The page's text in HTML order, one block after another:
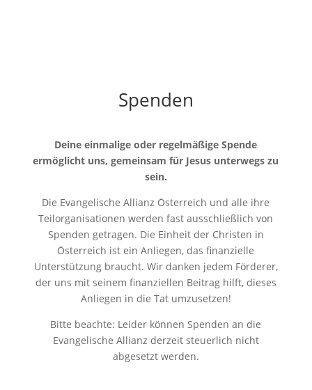
Spenden
Deine einmalige oder regelmäßige Spende
ermöglicht uns, gemeinsam für Jesus unterwegs zu
sein.
Die Evangelische Allianz Österreich und alle ihre
Teilorganisationen werden fast ausschließlich von
Spenden getragen. Die Einheit der Christen in
Österreich ist ein Anliegen, das finanzielle
Unterstützung braucht. Wir danken jedem Förderer,
der uns mit seinem finanziellen Beitrag hilft, dieses
Anliegen in die Tat umzusetzen!
Bitte beachte: Leider können Spenden an die
Evangelische Allianz derzeit steuerlich nicht
abgesetzt werden.